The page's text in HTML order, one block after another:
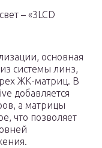
– «3LCD
основная
системы линз,
ЖК-матриц. В
добавляется
а матрицы
что позволяет